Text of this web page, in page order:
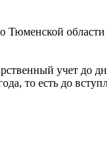
Тюменской
учет до
то есть до